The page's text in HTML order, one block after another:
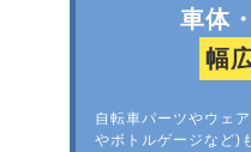
車体
幅
自転車パーツやウェ
やボトルゲージなど)